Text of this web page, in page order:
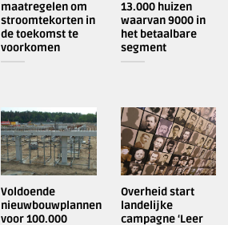
maatregelen om
stroomtekorten in
de toekomst te
voorkomen
13.000 huizen
waarvan 9000 in
het betaalbare
segment
Voldoende
nieuwbouwplannen
voor 100.000
Overheid start
landelijke
campagne ‘Leer